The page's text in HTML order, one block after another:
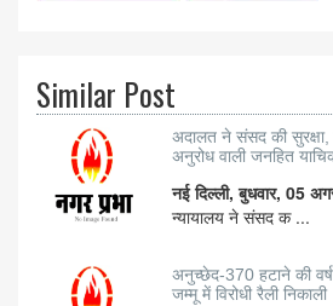
Similar Post
अदालत ने संसद की सुरक्षा,
अनुरोध वाली जनहित
नई दिल्ली, बुधवार, 05
न्यायालय ने संसद क ...
अनुच्छेद-370 हटाने की
जम्मू में विरोधी रैली निकाली